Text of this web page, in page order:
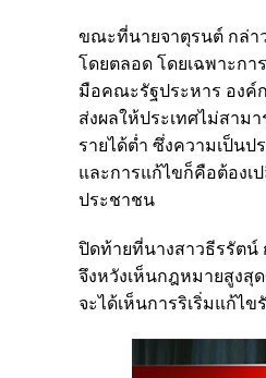
ขณะที่นายจาตุรนต์ กล่า
โดยตลอด โดยเฉพาะกา
มือคณะรัฐประหาร องค์
ส่งผลให้ประเทศไม่สาม
รายได้ต่ำ ซึ่งความเป็น
และการแก้ไขก็คือต้อง
ประชาชน
ปิดท้ายที่นางสาวธีรรัตน์
จึงหวังเห็นกฎหมายสูงสุ
จะได้เห็นการริเริ่มแก้ไ